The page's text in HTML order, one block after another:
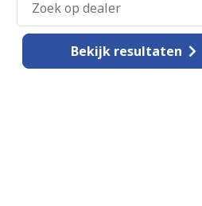
Bekijk resultaten